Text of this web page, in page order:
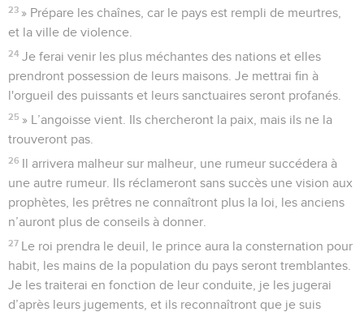
23 » Prépare les chaînes, car le pays est rempli de meurtres,
et la ville de violence.
24 Je ferai venir les plus méchantes des nations et elles
prendront possession de leurs maisons. Je mettrai fin à
l'orgueil des puissants et leurs sanctuaires seront profanés.
25 » L’angoisse vient. Ils chercheront la paix, mais ils ne la
trouveront pas.
26 Il arrivera malheur sur malheur, une rumeur succédera à
une autre rumeur. Ils réclameront sans succès une vision aux
prophètes, les prêtres ne connaîtront plus la loi, les anciens
n’auront plus de conseils à donner.
27 Le roi prendra le deuil, le prince aura la consternation pour
habit, les mains de la population du pays seront tremblantes.
Je les traiterai en fonction de leur conduite, je les jugerai
d’après leurs jugements, et ils reconnaîtront que je suis